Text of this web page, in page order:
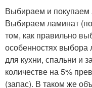
Выбираем и покупаем
Выбираем ламинат
том, как правильно
особенностях выбора
для кухни, спальни и
количестве на 5%
(запас). В таком же